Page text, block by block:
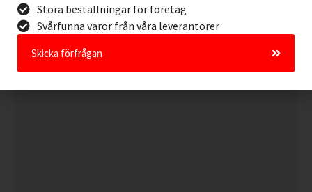
Stora beställningar för företag
Svårfunna varor från våra leverantörer
Skicka förfrågan